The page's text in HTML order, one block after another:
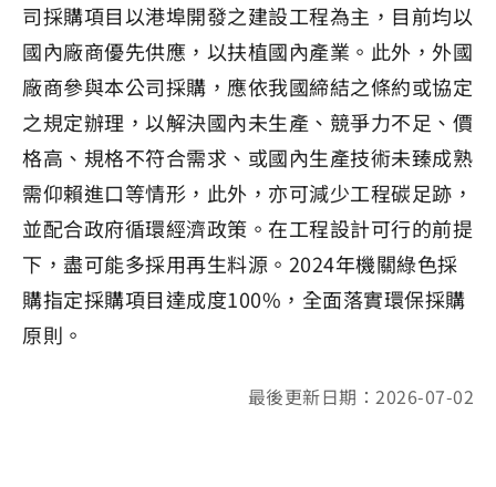
司採購項目以港埠開發之建設工程為主，目前均以
國內廠商優先供應，以扶植國內產業。此外，外國
廠商參與本公司採購，應依我國締結之條約或協定
之規定辦理，以解決國內未生產、競爭力不足、價
格高、規格不符合需求、或國內生產技術未臻成熟
需仰賴進口等情形，此外，亦可減少工程碳足跡，
並配合政府循環經濟政策。在工程設計可行的前提
下，盡可能多採用再生料源。2024年機關綠色採
購指定採購項目達成度100%，全面落實環保採購
原則。
最後更新日期：2026-07-02